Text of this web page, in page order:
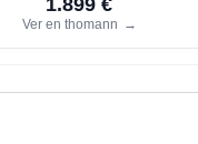
Ver en thomann →